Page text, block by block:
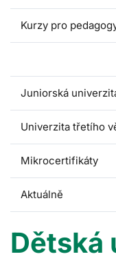
Kurzy pro
Juniorská
Univerzita třetího
Mikrocertifikáty
Aktuálně
Dětská